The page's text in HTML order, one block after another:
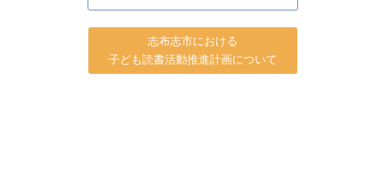
志布志市における
子ども読書活動推進計画について